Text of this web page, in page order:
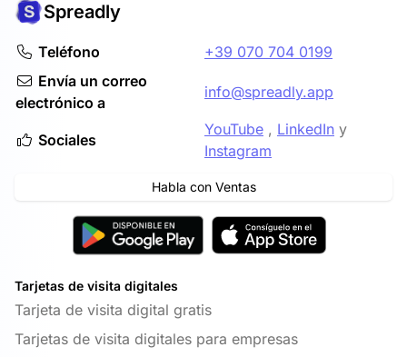
Spreadly
Teléfono
+39 070 704 0199
Envía un correo
electrónico a
info@spreadly.app
Sociales
YouTube , LinkedIn y
Instagram
Habla con Ventas
Tarjetas de visita digitales
Tarjeta de visita digital gratis
Tarjetas de visita digitales para empresas